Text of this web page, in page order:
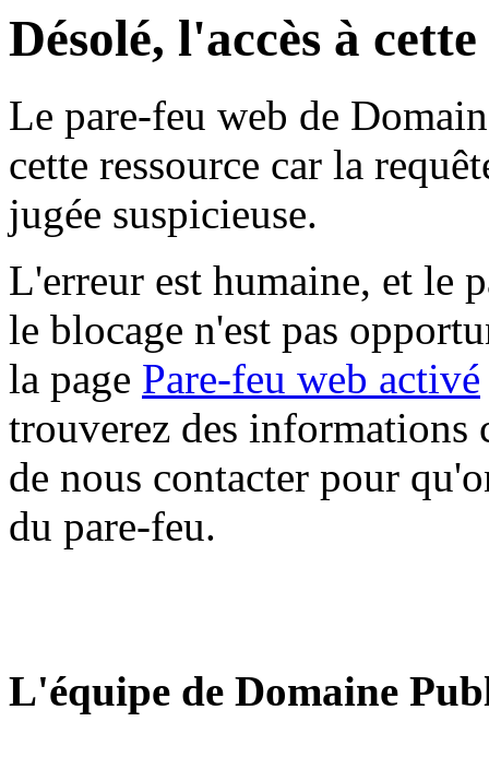
Désolé, l'accès à
Le pare-feu web de
cette ressource car la
jugée suspicieuse.
L'erreur est humaine, et le
le blocage n'est pas
la page Pare-feu web activé
trouverez des informations
de nous contacter pour
du pare-feu.
L'équipe de Domaine